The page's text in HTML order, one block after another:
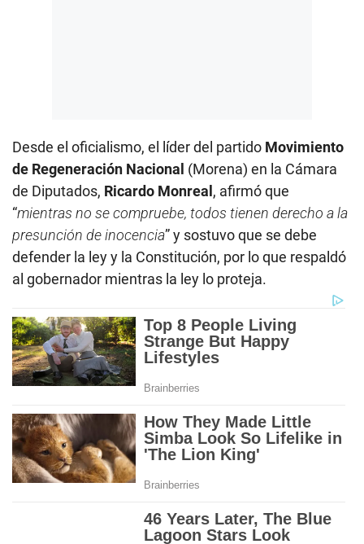
Desde el oficialismo, el líder del partido Movimiento
de Regeneración Nacional (Morena) en la Cámara
de Diputados, Ricardo Monreal, afirmó que
“mientras no se compruebe, todos tienen derecho a la
presunción de inocencia” y sostuvo que se debe
defender la ley y la Constitución, por lo que respaldó
al gobernador mientras la ley lo proteja.